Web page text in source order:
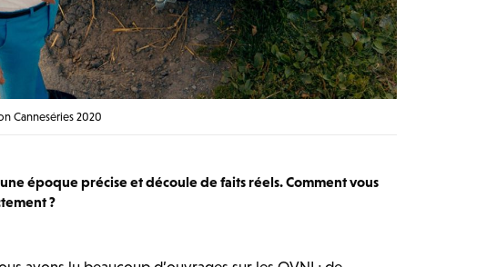
Canneséries 2020
époque précise et découle de faits réels. Comment vous
?